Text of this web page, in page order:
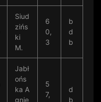
Siud
zińs
ki
M.
6
0,
3
b
d
b
Jabł
ońs
ka A
gnie
5
7,
d
b